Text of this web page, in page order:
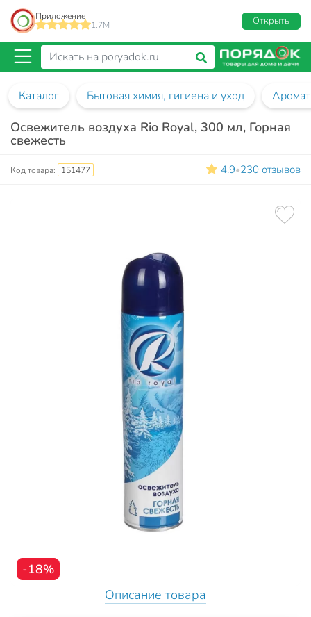
Приложение
1.7M
Открыть
Каталог Бытовая химия, гигиена и уход
Освежитель воздуха Rio Royal, 300 мл, Горная
свежесть
Код товара: 151477 4.9•230 отзывов
-18%
Описание товара